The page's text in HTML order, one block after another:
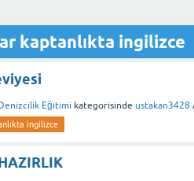
kaptanlıkta ingilizce
Eğitimi kategorisinde ustakan3428
ingilizce